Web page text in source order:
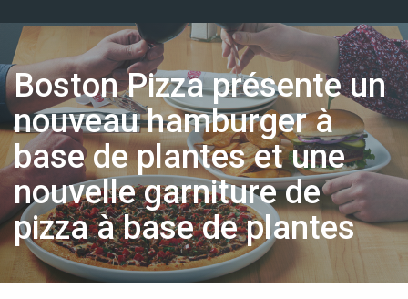
Boston Pizza présente un
nouveau hamburger à
base de plantes et une
nouvelle garniture de
pizza à base de plantes